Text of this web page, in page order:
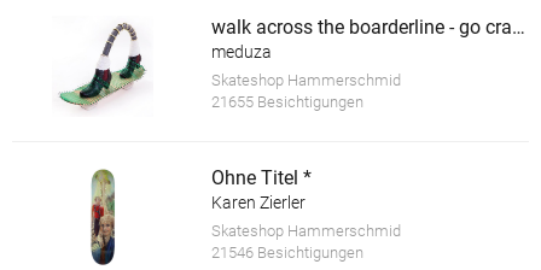
walk across the boarderline - go crazy *
meduza
Skateshop Hammerschmid
21655 Besichtigungen
Ohne Titel *
Karen Zierler
Skateshop Hammerschmid
21546 Besichtigungen